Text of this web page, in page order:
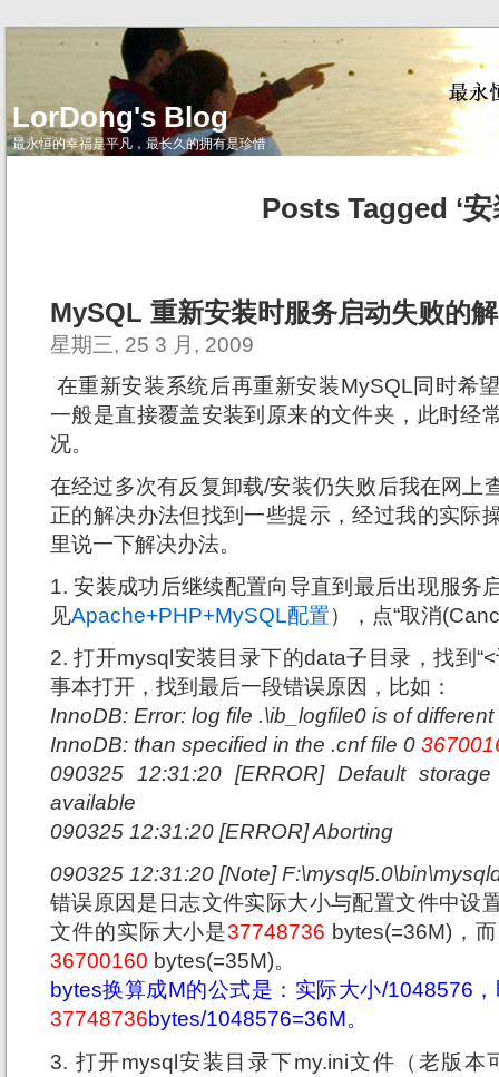
LorDong's Blog
最永恒的幸福是平凡，最长久的拥有是珍惜
Posts Tagged ‘安
MySQL 重新安装时服务启动失败的
星期三, 25 3 月, 2009
在重新安装系统后再重新安装MySQL同时希
一般是直接覆盖安装到原来的文件夹，此时经
况。
在经过多次有反复卸载/安装仍失败后我在网上
正的解决办法但找到一些提示，经过我的实际
里说一下解决办法。
1. 安装成功后继续配置向导直到最后出现服务
见Apache+PHP+MySQL配置），点“取消
2. 打开mysql安装目录下的data子目录，找到
事本打开，找到最后一段错误原因，比如：
InnoDB: Error: log file .\ib_logfile0 is of
InnoDB: than specified in the .cnf file 0
090325 12:31:20 [ERROR] Default
available
090325 12:31:20 [ERROR] Aborting
090325 12:31:20 [Note]
错误原因是日志文件实际大小与配置文件中设
文件的实际大小是37748736 bytes(=36M)，
36700160 bytes(=35M)。
bytes换算成M的公式是：实际大小/1048576
37748736bytes/1048576=36M。
3. 打开mysql安装目录下my.ini文件（老版本